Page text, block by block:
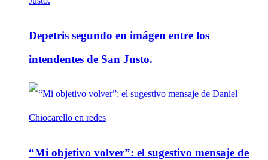
Depetris segundo en imágen entre los
intendentes de San Justo.
“Mi objetivo volver”: el sugestivo mensaje de